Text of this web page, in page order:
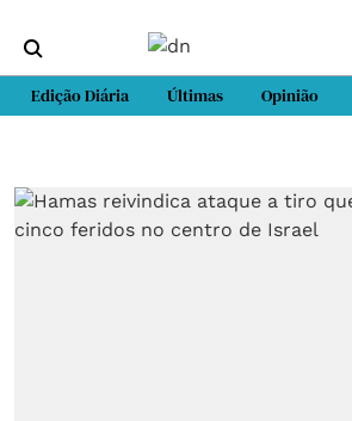
Edição Diária Últimas Opinião